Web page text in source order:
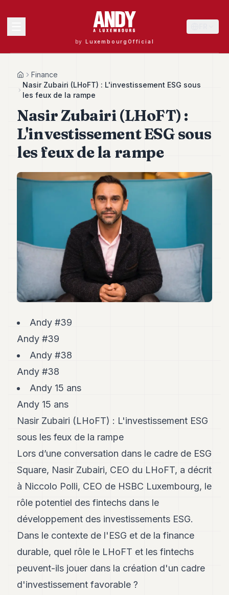
by LuxembourgOfficial
Andy
40
Andy
39
Andy
Andy
37
34
33
Andy
30
Andy
Andy
27
26
Andy
24
Andy
Andy
22
21
Andy
19
Andy
Andy
16
15
14
Andy
HomeFinance
Nasir Zubairi (LHoFT) : L'investissement ESG sous
les feux de la rampe
Nasir Zubairi (LHoFT) :
L'investissement ESG sous
les feux de la rampe
Andy #39
Andy #39
Andy #38
Andy #38
Andy 15 ans
Andy 15 ans
Nasir Zubairi (LHoFT) : L'investissement ESG
sous les feux de la rampe
Lors d’une conversation dans le cadre de ESG
Square, Nasir Zubairi, CEO du LHoFT, a décrit
à Niccolo Polli, CEO de HSBC Luxembourg, le
rôle potentiel des fintechs dans le
développement des investissements ESG.
Dans le contexte de l'ESG et de la finance
durable, quel rôle le LHoFT et les fintechs
peuvent-ils jouer dans la création d'un cadre
d'investissement favorable ?